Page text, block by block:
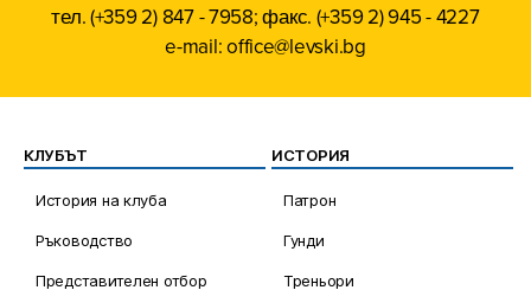
тел. (+359 2) 847 - 7958; факс. (+359 2) 945 - 4227
e-mail: office@levski.bg
КЛУБЪТ
История на клуба
Ръководство
Представителен отбор
ИСТОРИЯ
Патрон
Гунди
Треньори